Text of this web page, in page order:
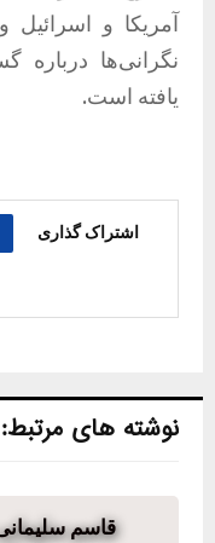
آمریکا و
نگرانی‌ها
یافته است.
اشتراک گذاری
نوشته های مرتبط:
قاسم